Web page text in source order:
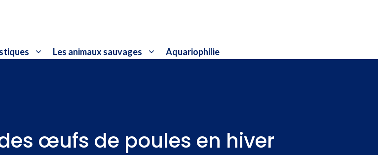
Les animaux sauvages Aquariophilie
œufs de poules en hiver